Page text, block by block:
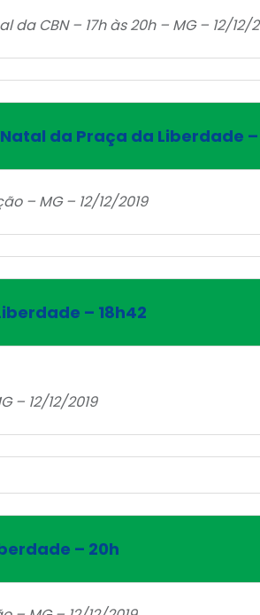
da CBN – 17h às 20h – MG – 12/12/
da Praça da Liberdade –
– MG – 12/12/2019
– 18h42
– 12/12/2019
– 20h